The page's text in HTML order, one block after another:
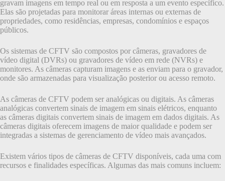
gravam imagens em tempo real ou em resposta a um evento específico.
Elas são projetadas para monitorar áreas internas ou externas de
propriedades, como residências, empresas, condomínios e espaços
públicos.
Os sistemas de CFTV são compostos por câmeras, gravadores de
vídeo digital (DVRs) ou gravadores de vídeo em rede (NVRs) e
monitores. As câmeras capturam imagens e as enviam para o gravador,
onde são armazenadas para visualização posterior ou acesso remoto.
As câmeras de CFTV podem ser analógicas ou digitais. As câmeras
analógicas convertem sinais de imagem em sinais elétricos, enquanto
as câmeras digitais convertem sinais de imagem em dados digitais. As
câmeras digitais oferecem imagens de maior qualidade e podem ser
integradas a sistemas de gerenciamento de vídeo mais avançados.
Existem vários tipos de câmeras de CFTV disponíveis, cada uma com
recursos e finalidades específicas. Algumas das mais comuns incluem: